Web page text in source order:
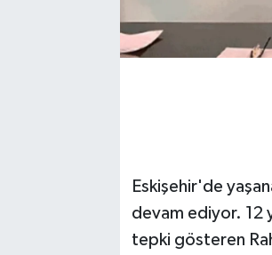
Eskişehir'de
devam ediyor. 12
tepki gösteren